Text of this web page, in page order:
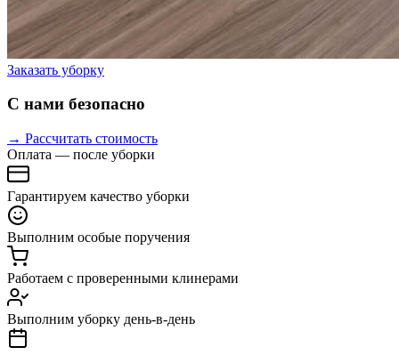
Заказать уборку
С нами безопасно
→ Рассчитать стоимость
Оплата — после уборки
Гарантируем качество уборки
Выполним особые поручения
Работаем с проверенными клинерами
Выполним уборку день-в-день